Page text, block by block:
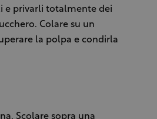
e privarli totalmente dei
Colare su un
la polpa e condirla
Scolare sopra una